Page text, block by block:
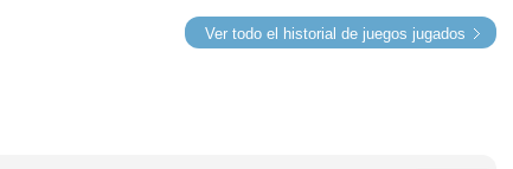
Ver todo el historial de juegos jugados